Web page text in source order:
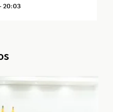
20:03